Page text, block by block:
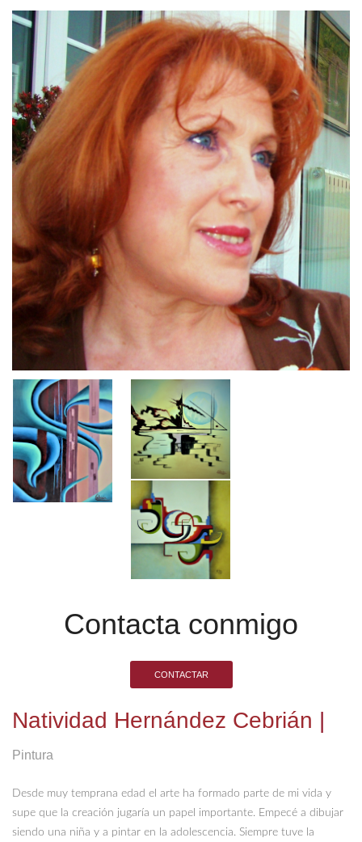
Contacta conmigo
CONTACTAR
Natividad Hernández Cebrián |
Pintura
Desde muy temprana edad el arte ha formado parte de mi vida y
supe que la creación jugaría un papel importante. Empecé a dibujar
siendo una niña y a pintar en la adolescencia. Siempre tuve la